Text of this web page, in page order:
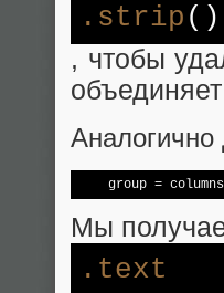
.strip ()
, чтобы
Аналогично
group =
Мы
.text